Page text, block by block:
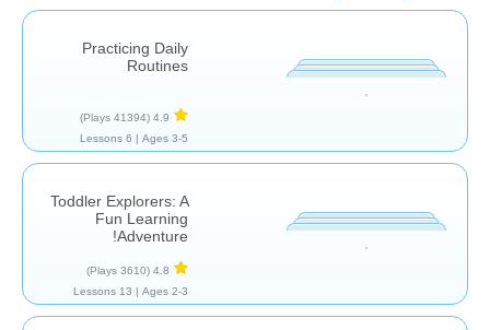
Practicing Daily
Routines
4.9
(41394 Plays)
Ages 3-5 |
6 Lessons
Toddler Explorers: A
Fun Learning
Adventure!
4.8
(3610 Plays)
Ages 2-3 |
13 Lessons